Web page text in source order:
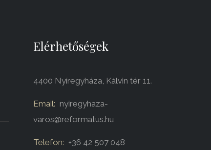
Elérhetőségek
4400 Nyíregyháza, Kálvin tér 11.
Email: nyiregyhaza-
varos@reformatus.hu
Telefon: +36 42 507 048